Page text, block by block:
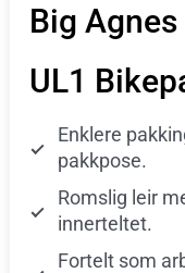
Big
UL1
Enklere
pakkpose.
Romslig leir
innerteltet.
Fortelt som